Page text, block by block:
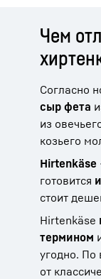
Чем
Согласно
сыр фета
из
козьего
Hirtenkäse
готовится
стоит
Hirtenkäse
термином
угодно. По
от